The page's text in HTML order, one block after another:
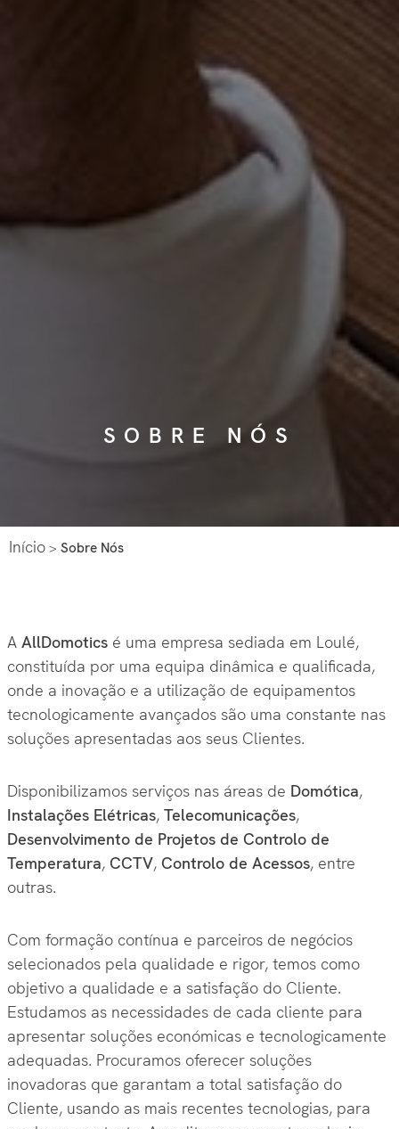
SOBRE NÓS
Início > Sobre Nós
A AllDomotics é uma empresa sediada em Loulé,
constituída por uma equipa dinâmica e qualificada,
onde a inovação e a utilização de equipamentos
tecnologicamente avançados são uma constante nas
soluções apresentadas aos seus Clientes.
Disponibilizamos serviços nas áreas de Domótica,
Instalações Elétricas, Telecomunicações,
Desenvolvimento de Projetos de Controlo de
Temperatura, CCTV, Controlo de Acessos, entre
outras.
Com formação contínua e parceiros de negócios
selecionados pela qualidade e rigor, temos como
objetivo a qualidade e a satisfação do Cliente.
Estudamos as necessidades de cada cliente para
apresentar soluções económicas e tecnologicamente
adequadas. Procuramos oferecer soluções
inovadoras que garantam a total satisfação do
Cliente, usando as mais recentes tecnologias, para